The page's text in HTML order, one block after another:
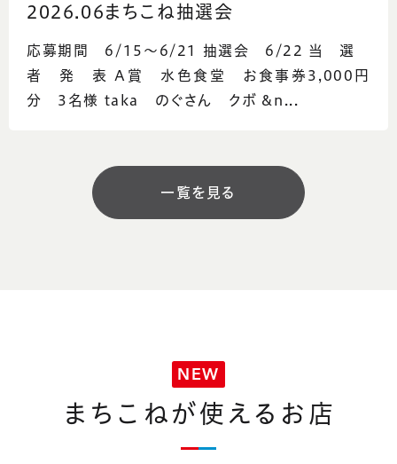
2026.06まちこね抽選会
応募期間 6/15～6/21 抽選会 6/22 当 選
者 発 表 A賞 水色食堂 お食事券3,000円
分 3名様 taka のぐさん クボ &n...
一覧を見る
NEW
まちこねが使えるお店